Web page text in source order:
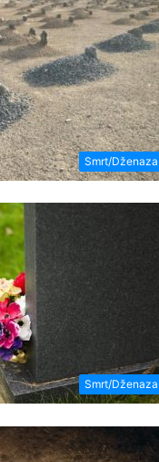
Smrt/Dženaza
Smrt/Dženaza